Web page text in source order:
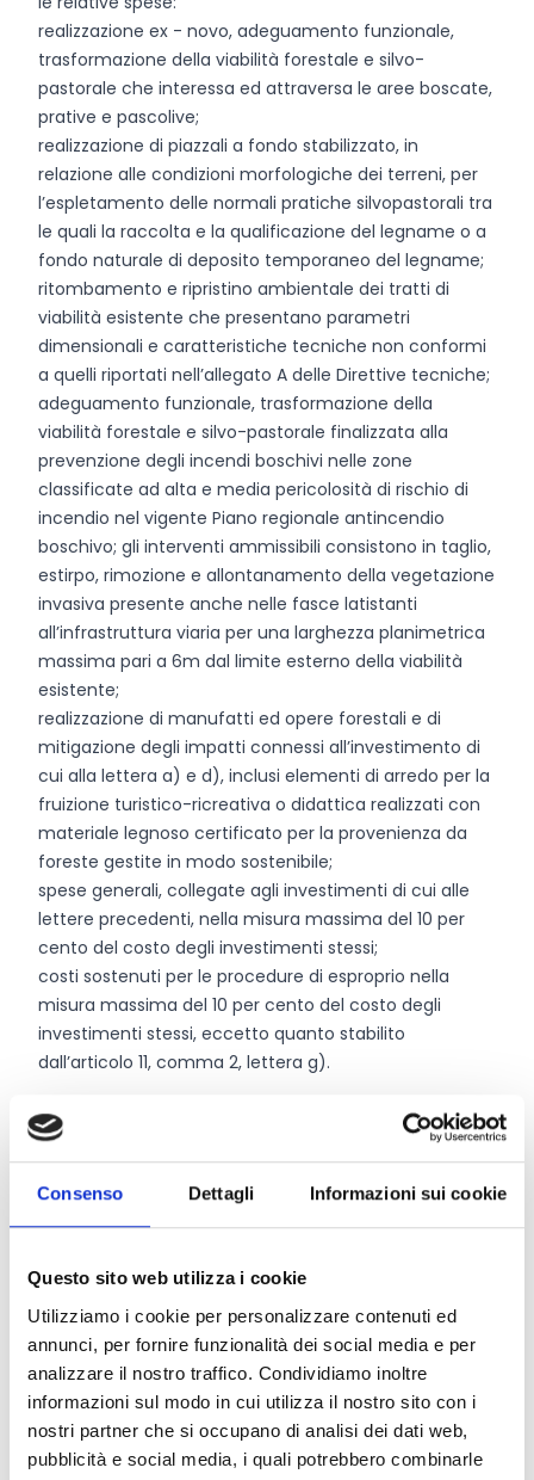
Consenso Dettagli Informazioni sui cookie
Questo sito web utilizza i cookie
Utilizziamo i cookie per personalizzare contenuti ed
annunci, per fornire funzionalità dei social media e per
analizzare il nostro traffico. Condividiamo inoltre
informazioni sul modo in cui utilizza il nostro sito con i
nostri partner che si occupano di analisi dei dati web,
pubblicità e social media, i quali potrebbero combinarle
realizzazione ex - novo, adeguamento funzionale,
trasformazione della viabilità forestale e silvo-
pastorale che interessa ed attraversa le aree boscate,
prative e pascolive;
realizzazione di piazzali a fondo stabilizzato, in
relazione alle condizioni morfologiche dei terreni, per
l’espletamento delle normali pratiche silvopastorali tra
le quali la raccolta e la qualificazione del legname o a
fondo naturale di deposito temporaneo del legname;
ritombamento e ripristino ambientale dei tratti di
viabilità esistente che presentano parametri
dimensionali e caratteristiche tecniche non conformi
a quelli riportati nell’allegato A delle Direttive tecniche;
adeguamento funzionale, trasformazione della
viabilità forestale e silvo-pastorale finalizzata alla
prevenzione degli incendi boschivi nelle zone
classificate ad alta e media pericolosità di rischio di
incendio nel vigente Piano regionale antincendio
boschivo; gli interventi ammissibili consistono in taglio,
estirpo, rimozione e allontanamento della vegetazione
invasiva presente anche nelle fasce latistanti
all’infrastruttura viaria per una larghezza planimetrica
massima pari a 6m dal limite esterno della viabilità
esistente;
realizzazione di manufatti ed opere forestali e di
mitigazione degli impatti connessi all’investimento di
cui alla lettera a) e d), inclusi elementi di arredo per la
fruizione turistico-ricreativa o didattica realizzati con
materiale legnoso certificato per la provenienza da
foreste gestite in modo sostenibile;
spese generali, collegate agli investimenti di cui alle
lettere precedenti, nella misura massima del 10 per
cento del costo degli investimenti stessi;
costi sostenuti per le procedure di esproprio nella
misura massima del 10 per cento del costo degli
investimenti stessi, eccetto quanto stabilito
dall’articolo 11, comma 2, lettera g).
Chi può partecipare
I beneficiari del bando sono:
i soggetti privati e pubblici in forma singola o
regionale e gestite in forza di uno degli strumenti di
pianificazione di cui all’articolo 11 della legge che
possiedono la disponibilità giuridica degli immobili
oggetto dell’investimento;
i soggetti pubblici o privati in forma singola o
associata che, all’atto della presentazione della
domanda, dispongono di una autorizzazione alla